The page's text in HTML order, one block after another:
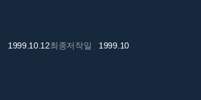
1999.10.12최종저작일 1999.10